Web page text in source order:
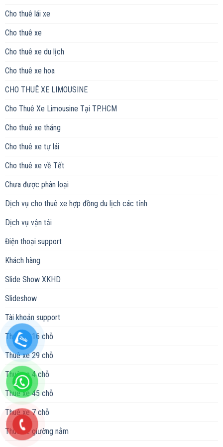
Cho thuê lái xe
Cho thuê xe
Cho thuê xe du lịch
Cho thuê xe hoa
CHO THUÊ XE LIMOUSINE
Cho Thuê Xe Limousine Tại TP.HCM
Cho thuê xe tháng
Cho thuê xe tự lái
Cho thuê xe về Tết
Chưa được phân loại
Dịch vụ cho thuê xe hợp đồng du lịch các tỉnh
Dịch vụ vận tải
Điện thoại support
Khách hàng
Slide Show XKHD
Slideshow
Tài khoản support
Thuê xe 16 chỗ
Thuê xe 29 chỗ
Thuê xe 4 chỗ
Thuê xe 45 chỗ
Thuê xe 7 chỗ
Thuê xe giường nằm